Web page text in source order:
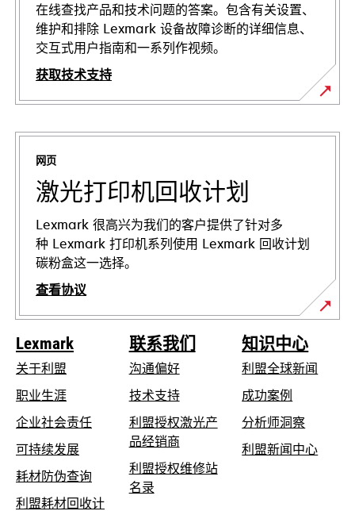
在线查找产品和技术问题的答案。包含有关设置、
维护和排除 Lexmark 设备故障诊断的详细信息、
交互式用户指南和一系列作视频。
获取技术支持
在
新
网页
激光打印机回收计划
Lexmark 很高兴为我们的客户提供了针对多
种 Lexmark 打印机系列使用 Lexmark 回收计划
碳粉盒这一选择。
查看协议
Lexmark
关于利盟
职业生涯
企业社会责任在
签
页
可持续发展
耗材防伪查询
新
利盟耗材回收计
联系我们
沟通偏好
技术支持在
新
标
签
页
利盟授权激光产
品经销商
利盟授权维修站
名录在
知识中心
利盟全球新闻
成功案例
分析师洞察
利盟新闻中心在